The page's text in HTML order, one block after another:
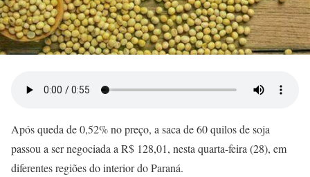
Após queda de 0,52% no preço, a saca de 60 quilos de soja
passou a ser negociada a R$ 128,01, nesta quarta-feira (28), em
diferentes regiões do interior do Paraná.